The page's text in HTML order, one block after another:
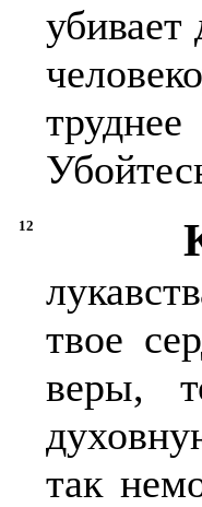
убивает
12
твое
веры,
так